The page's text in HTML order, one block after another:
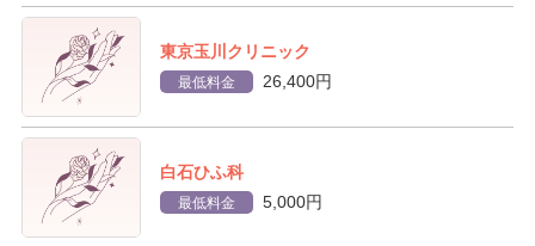
東京玉川クリニック
最低料金 26,400円
白石ひふ科
最低料金 5,000円